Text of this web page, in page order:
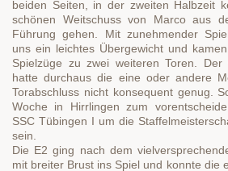
beiden Seiten, in der zweiten Halbzeit
schönen Weitschuss von Marco aus
Führung gehen. Mit zunehmender
uns ein leichtes Übergewicht und
Spielzüge zu zwei weiteren Toren. Der
hatte durchaus die eine oder andere
Torabschluss nicht konsequent genug.
Woche in Hirrlingen zum
SSC Tübingen I um die
sein.
Die E2 ging nach dem
mit breiter Brust ins Spiel und konnte die